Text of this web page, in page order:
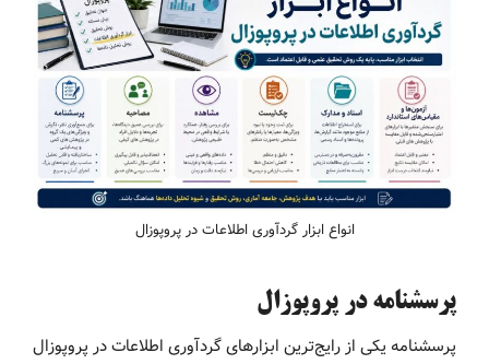
انواع ابزار گردآوری اطلاعات در پروپوزال
پرسشنامه در پروپوزال
پرسشنامه یکی از رایج‌ترین ابزارهای گردآوری اطلاعات در پروپوزال